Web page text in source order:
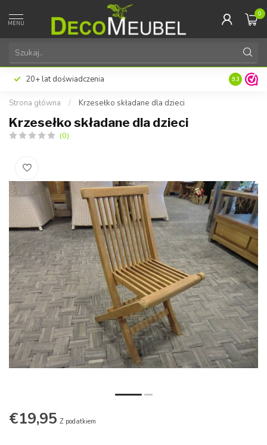
MENU
0
20+ lat doświadczenia 9.3
Strona główna / Krzesełko składane dla dzieci
Krzesełko składane dla dzieci
(0)
€19,95 Z podatkiem